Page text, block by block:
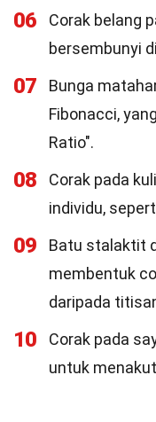
06
Corak belang
bersembunyi
07
Bunga
Fibonacci,
Ratio".
08
Corak pada
individu,
09
Batu stalaktit
membentuk
daripada
10
Corak pada
untuk